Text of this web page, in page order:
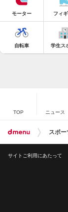
モーター フィ
自転車 学生ス
TOP ニュース
スポー
サイトご利用にあたって